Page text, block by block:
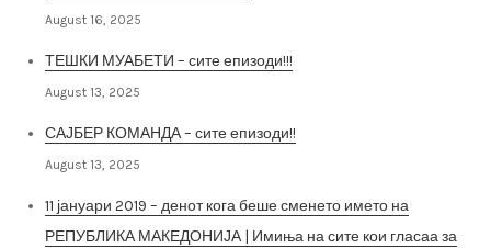
August 16, 2025
ТЕШКИ МУАБЕТИ – сите епизоди!!!
August 13, 2025
САЈБЕР КОМАНДА – сите епизоди!!
August 13, 2025
11 јануари 2019 – денот кога беше сменето името на
РЕПУБЛИКА МАКЕДОНИЈА | Имиња на сите кои гласаа за